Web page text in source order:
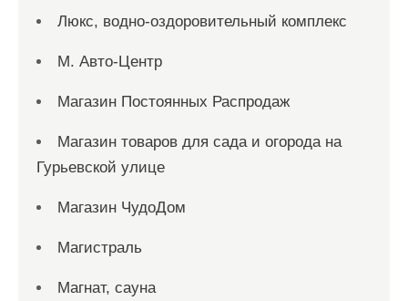
Люкс, водно-оздоровительный комплекс
М. Авто-Центр
Магазин Постоянных Распродаж
Магазин товаров для сада и огорода на
Гурьевской улице
Магазин ЧудоДом
Магистраль
Магнат, сауна